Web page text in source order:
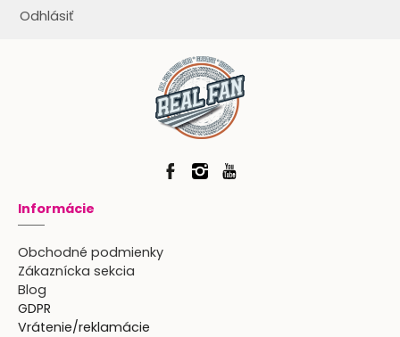
Odhlásiť
Informácie
Obchodné podmienky
Zákaznícka sekcia
Blog
GDPR
Vrátenie/reklamácie